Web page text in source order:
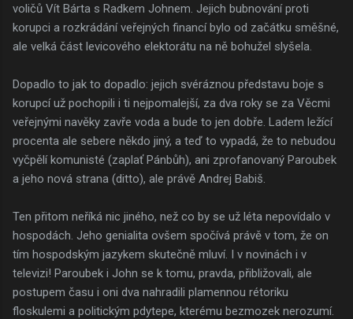
voličů Vít Bárta s Radkem Johnem. Jejich bubnování proti
korupci a rozkrádání veřejných financí bylo od začátku směšné,
ale velká část levicového elektorátu na ně bohužel slyšela.
Dopadlo to jak to dopadlo: jejich svéráznou představu boje s
korupcí už pochopili i ti nejpomalejší, za dva roky se za Věcmi
veřejnými navěky zavře voda a bude to jen dobře. Ladem ležící
procenta ale sebere někdo jiný, a teď to vypadá, že to nebudou
vyčpělí komunisté (zaplať Pánbůh), ani zprofanovaný Paroubek
a jeho nová strana (ditto), ale právě Andrej Babiš.
Ten přitom neříká nic jiného, než co by se už léta nepovídalo v
hospodách. Jeho genialita ovšem spočívá právě v tom, že on
tím hospodským jazykem skutečně mluví. I v novinách i v
televizi! Paroubek i John se k tomu, pravda, přibližovali, ale
postupem času i oni dva nahradili plamennou rétoriku
floskulemi a politickým pdytepe, kterému bezmozek nerozumí.